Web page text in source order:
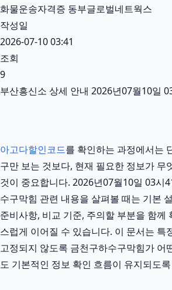
화물운송자격증 동부글로벌네트웍스
작성일
2026-07-10 03:41
조회
9
부산흥신소 상세 안내 2026년07월10일
아고다할인코드를 확인하는 과정에서는
구만 보는 것보다, 현재 필요한 정보가 무
것이 중요합니다. 2026년07월10일 03시
수구막힘 관련 내용을 살펴볼 때는 기본
준비사항, 비교 기준, 주의할 부분을 함께
스럽게 이어질 수 있습니다. 이 문서는 특
고정되지 않도록 금천구하수구막힘가 어
도 기본적인 정보 확인 흐름이 유지되도